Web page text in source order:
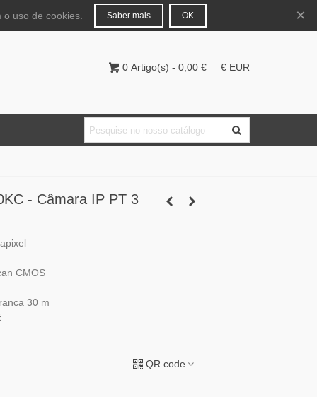
Português
0 Artigo(s) - 0,00 € € EUR
- Câmara IP PT 3
CMOS
30 m
QR code
uso de cookies. Saber mais OK ×